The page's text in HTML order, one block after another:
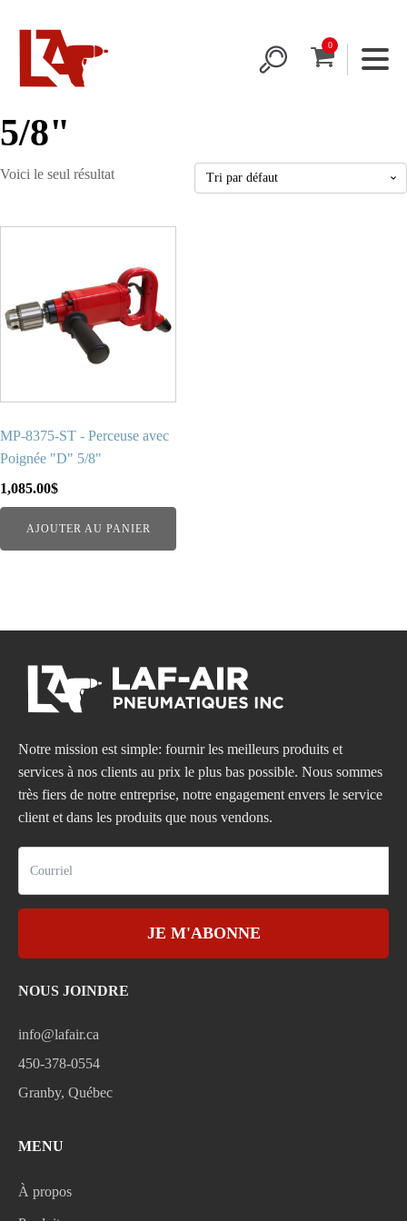
5/8"
Voici le seul résultat
MP-8375-ST - Perceuse avec
Poignée "D" 5/8"
1,085.00$
AJOUTER AU PANIER
Notre mission est simple: fournir les meilleurs produits et
services à nos clients au prix le plus bas possible. Nous sommes
très fiers de notre entreprise, notre engagement envers le service
client et dans les produits que nous vendons.
JE M'ABONNE
NOUS JOINDRE
info@lafair.ca
450-378-0554
Granby, Québec
MENU
À propos